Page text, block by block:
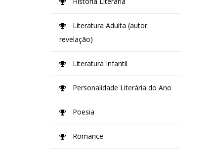
Literatura Adulta (autor
revelação)
Literatura Infantil
Personalidade Literária do Ano
Poesia
Romance